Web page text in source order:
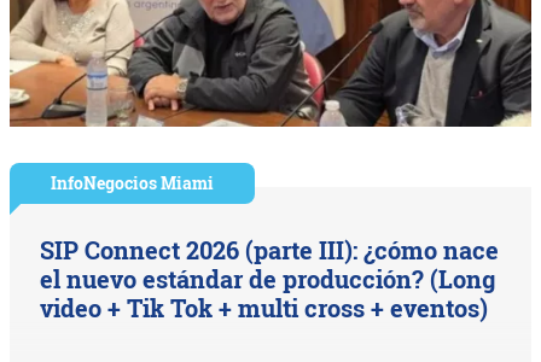
InfoNegocios Miami
SIP Connect 2026 (parte III): ¿cómo nace
el nuevo estándar de producción? (Long
video + Tik Tok + multi cross + eventos)